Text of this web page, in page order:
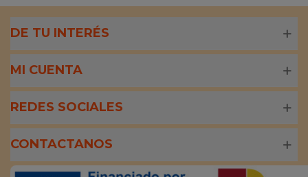
DE TU INTERÉS
MI CUENTA
REDES SOCIALES
CONTACTANOS